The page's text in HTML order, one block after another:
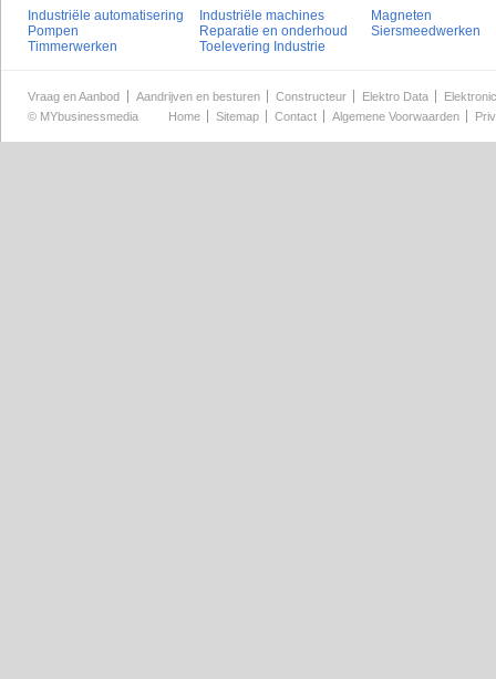
Industriële automatisering Industriële machines
Magneten
Pompen
Reparatie en onderhoud
Siersmeedwerken
Timmerwerken
Toelevering Industrie
Vraag en Aanbod Aandrijven en besturen Constructeur Elektro Data
© MYbusinessmedia Home Sitemap Contact Algemene Voorwaarden